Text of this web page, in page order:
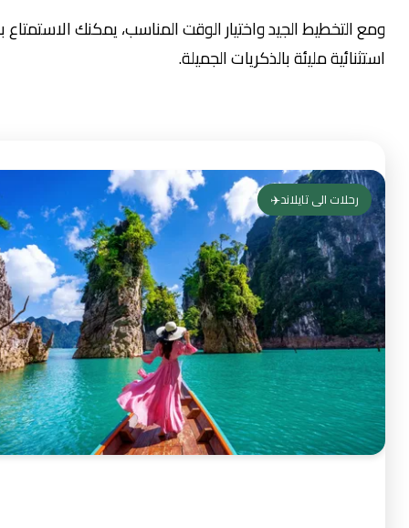
الجيد واختيار الوقت المناسب، يمكنك الاستمتاع برحلة
مليئة بالذكريات الجميلة.
رحلات الى تايلاند✈️